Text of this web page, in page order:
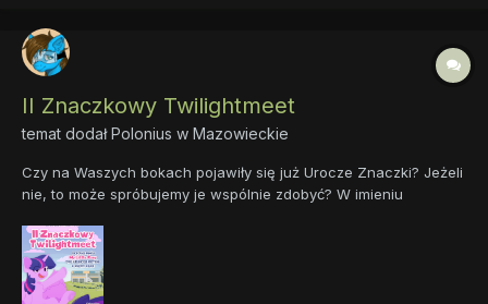
II Znaczkowy Twilightmeet
temat dodałPolonius w Mazowieckie
Czy na Waszych bokach pojawiły się już Urocze Znaczki? Jeżeli
nie, to może spróbujemy je wspólnie zdobyć? W imieniu
Warszawy, 29 czerwca 2024 roku na Znaczkowy Twilightmeet!
Tak jak podczas pierwszej edycji w 2018, także i teraz pon...